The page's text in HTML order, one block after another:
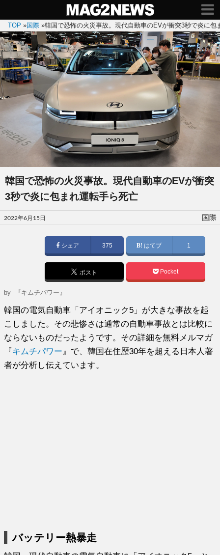
TOP »国際 »韓国で恐怖の火災事故。現代自動車のEVが衝突3秒で炎に包
韓国で恐怖の火災事故。現代自動車のEVが衝突
3秒で炎に包まれ運転手ら死亡
投
稿
2022年6月15日 国際
シェア 375 はてブ 1
ポスト Pocket
by 『キムチパワー』
韓国の電気自動車「アイオニック5」が大きな事故を起
こしました。その悲惨さは通常の自動車事故とは比較に
ならないものだったようです。その詳細を無料メルマガ
『キムチパワー 』で、韓国在住歴30年を超える日本人著
者が分析し伝えています。
バッテリー熱暴走